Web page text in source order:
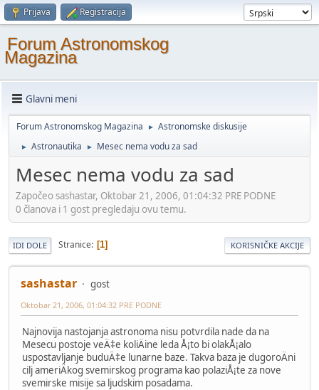
Prijava Registracija
Forum Astronomskog
Magazina
Glavni meni
Forum Astronomskog Magazina ► Astronomske diskusije
► Astronautika ► Mesec nema vodu za sad
Mesec nema vodu za sad
Započeo sashastar, Oktobar 21, 2006, 01:04:32 PRE PODNE
0 članova i 1 gost pregledaju ovu temu.
IDI DOLE Stranice 1 KORISNIČKE AKCIJE
sashastar gost
Oktobar 21, 2006, 01:04:32 PRE PODNE
Najnovija nastojanja astronoma nisu potvrdila nade da na
Mesecu postoje veÄ‡e koliÄine leda Å¡to bi olakÅ¡alo
uspostavljanje buduÄ‡e lunarne baze. Takva baza je dugoroÄni
cilj ameriÄkog svemirskog programa kao polaziÅ¡te za nove
svemirske misije sa ljudskim posadama.